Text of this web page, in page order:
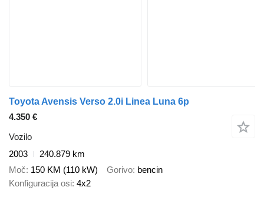
Toyota Avensis Verso 2.0i Linea Luna 6p
4.350 €
Vozilo
2003
240.879 km
Moč 150 KM (110 kW) Gorivo bencin
Konfiguracija osi 4x2